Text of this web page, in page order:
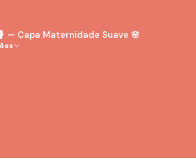
— Capa Maternidade Suave 🌸